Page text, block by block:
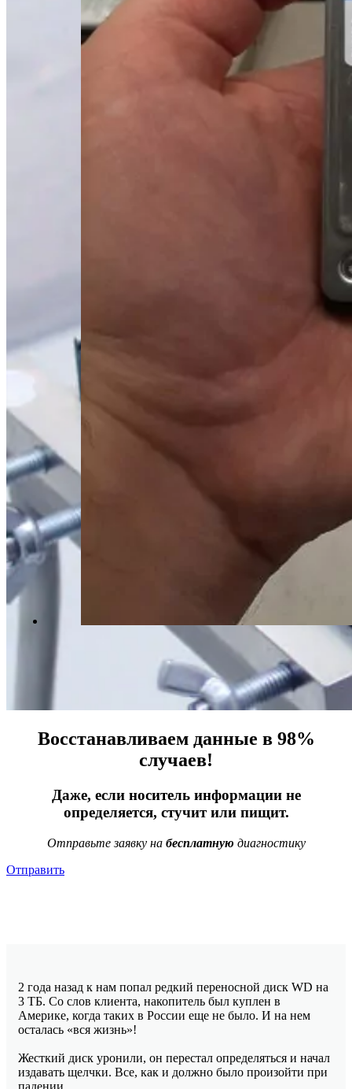
Восстанавливаем данные в 98%
случаев!
Даже, если носитель информации не
определяется, стучит или пищит.
Отправьте заявку на бесплатную диагностику
Отправить
2 года назад к нам попал редкий переносной диск WD на
3 ТБ. Со слов клиента, накопитель был куплен в
Америке, когда таких в России еще не было. И на нем
осталась «вся жизнь»!
Жесткий диск уронили, он перестал определяться и начал
издавать щелчки. Все, как и должно было произойти при